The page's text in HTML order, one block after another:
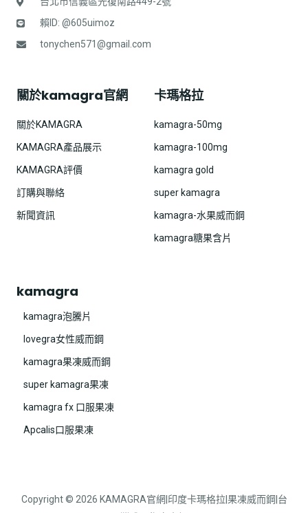
賴ID: @605uimoz
tonychen571@gmail.com
關於kamagra官網
關於KAMAGRA
KAMAGRA產品展示
KAMAGRA評價
訂購與聯絡
新聞資訊
卡瑪格拉
kamagra-50mg
kamagra-100mg
kamagra gold
super kamagra
kamagra-水果威而鋼
kamagra糖果含片
kamagra
kamagra泡騰片
lovegra女性威而鋼
kamagra果凍威而鋼
super kamagra果凍
kamagra fx 口服果凍
Apcalis口服果凍
Copyright © 2026 KAMAGRA官網|印度卡瑪格拉|果凍威而鋼|台